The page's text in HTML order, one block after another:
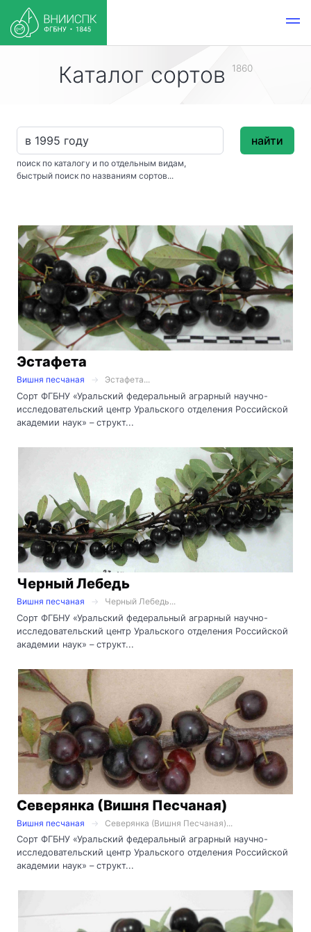
Каталог сортов 1860
поиск по каталогу и по отдельным видам,
быстрый поиск по названиям сортов...
найти
Эстафета
Вишня песчаная
Эстафета...
Сорт ФГБНУ «Уральский федеральный аграрный научно-
исследовательский центр Уральского отделения Российской
академии наук» – структ...
Черный Лебедь
Вишня песчаная
Черный Лебедь...
Сорт ФГБНУ «Уральский федеральный аграрный научно-
исследовательский центр Уральского отделения Российской
академии наук» – структ...
Северянка (Вишня Песчаная)
Вишня песчаная
Северянка (Вишня Песчаная)...
Сорт ФГБНУ «Уральский федеральный аграрный научно-
исследовательский центр Уральского отделения Российской
академии наук» – структ...